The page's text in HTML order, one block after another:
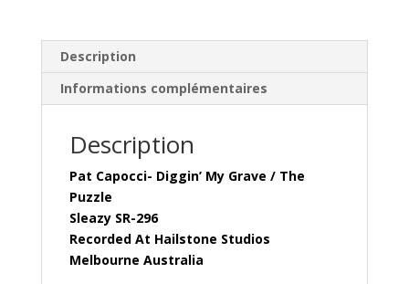
)
SR-
296
Description
Informations complémentaires
Description
Pat Capocci- Diggin’ My Grave / The
Puzzle
Sleazy SR-296
Recorded At Hailstone Studios
Melbourne Australia